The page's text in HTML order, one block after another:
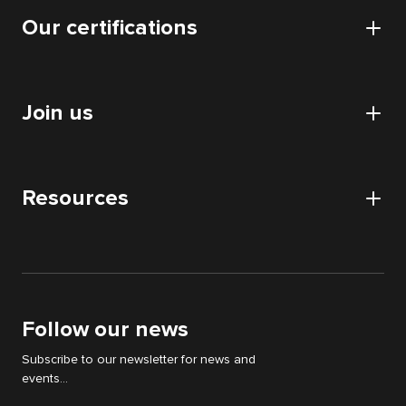
Audits
DATA audit
Our offices
Our certifications
HDS certification
Join us
Apply
Resources
Support Cyllene
Follow our news
Subscribe to our newsletter for news and
events...